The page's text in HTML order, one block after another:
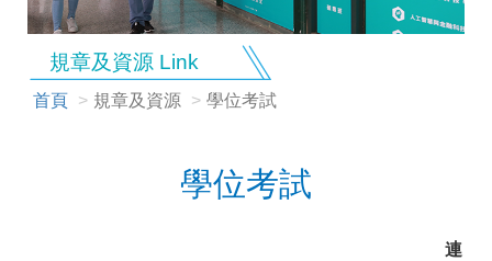
規章及資源 Link
首頁 規章及資源 學位考試
學位考試
連